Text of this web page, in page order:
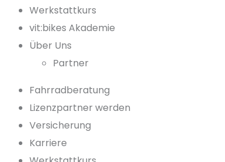
Werkstattkurs
vit:bikes Akademie
Über Uns
Partner
Fahrradberatung
Lizenzpartner werden
Versicherung
Karriere